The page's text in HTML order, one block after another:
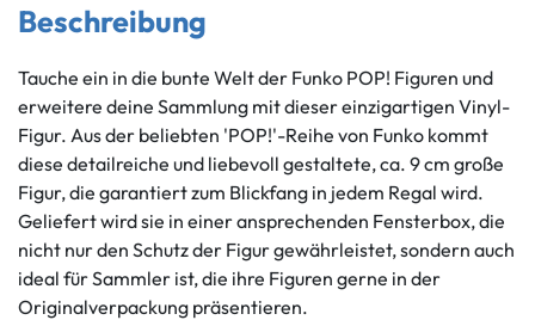
Beschreibung
Tauche ein in die bunte Welt der Funko POP! Figuren und
erweitere deine Sammlung mit dieser einzigartigen Vinyl-
Figur. Aus der beliebten 'POP!'-Reihe von Funko kommt
diese detailreiche und liebevoll gestaltete, ca. 9 cm große
Figur, die garantiert zum Blickfang in jedem Regal wird.
Geliefert wird sie in einer ansprechenden Fensterbox, die
nicht nur den Schutz der Figur gewährleistet, sondern auch
ideal für Sammler ist, die ihre Figuren gerne in der
Originalverpackung präsentieren.